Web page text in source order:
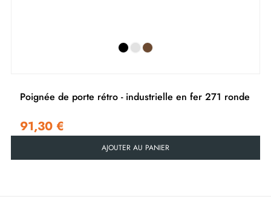
Poignée de porte rétro - industrielle en fer 271 ronde
91,30 €
AJOUTER AU PANIER